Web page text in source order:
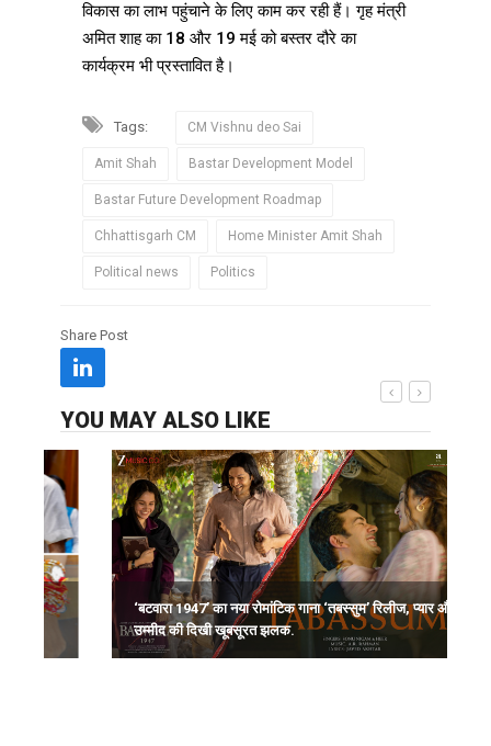
विकास का लाभ पहुंचाने के लिए काम कर रही हैं। गृह मंत्री
अमित शाह का 18 और 19 मई को बस्तर दौरे का
कार्यक्रम भी प्रस्तावित है।
Tags: CM Vishnu deo Sai
Amit Shah Bastar Development Model
Bastar Future Development Roadmap
Chhattisgarh CM Home Minister Amit Shah
Political news Politics
Share Post
YOU MAY ALSO LIKE
‘बटवारा 1947’ का नया रोमांटिक गाना ‘तबस्सुम’ रिलीज, प्यार और
उम्मीद की दिखी खूबसूरत झलक.